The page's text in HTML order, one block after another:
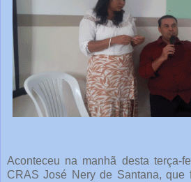
Aconteceu na manhã desta terça-
CRAS José Nery de Santana, que